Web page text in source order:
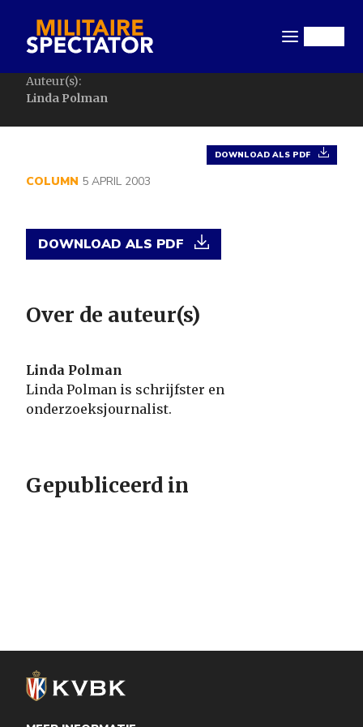
naar
inhoud
gaan
Auteur(s):
Linda Polman
DOWNLOAD ALS PDF
COLUMN 5 APRIL 2003
DOWNLOAD ALS PDF
Over de auteur(s)
Linda Polman
Linda Polman is schrijfster en
onderzoeksjournalist.
Gepubliceerd in